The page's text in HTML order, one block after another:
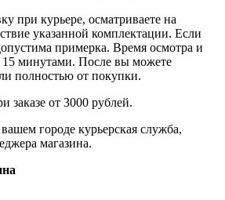
при курьере, осматриваете на
указанной комплектации. Если
примерка. Время осмотра и
минутами. После вы можете
полностью от покупки.
заказе от 3000 рублей.
городе курьерская служба,
магазина.